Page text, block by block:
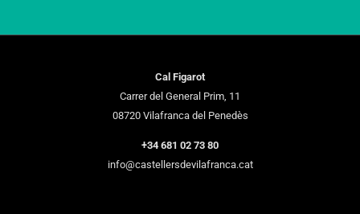
Cal Figarot
Carrer del General Prim, 11
08720 Vilafranca del Penedès
+34 681 02 73 80
info@castellersdevilafranca.cat